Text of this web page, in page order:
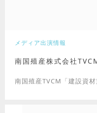
南国殖産株式会社
メディア出演情報
南国殖産TVCM「建設資